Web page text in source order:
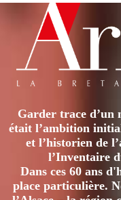
LES
D’UN
?
Garder trace d’un
était l’ambition
et l’historien de
l’Inventaire
Dans ces 60 ans
place particulière.